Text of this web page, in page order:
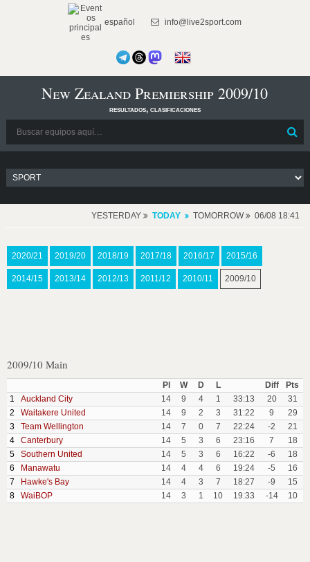
español info@live2sport.com
New Zealand Premiership 2009/10
resultados, clasificaciones
YESTERDAY TODAY TOMORROW 06/08 18:41
2020/21 2019/20 2018/19 2017/18 2016/17 2015/16
2014/15 2013/14 2012/13 2011/12 2010/11 2009/10
2009/10 Main
Pl W D L Diff
Pts
1
Auckland City 14 9 4 1 33:13 20
31
2
Waitakere United 14 9 2 3 31:22 9
29
3
Team Wellington 14 7 0 7 22:24 -2
21
4
Canterbury 14 5 3 6 23:16 7
18
5
Southern United 14 5 3 6 16:22 -6
18
6
Manawatu 14 4 4 6 19:24 -5
16
7
Hawke's Bay 14 4 3 7 18:27 -9
15
8
WaiBOP 14 3 1 10 19:33 -14 10